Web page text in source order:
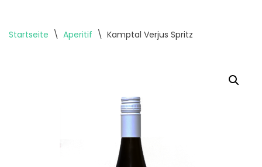
Startseite \ Aperitif \ Kamptal Verjus Spritz